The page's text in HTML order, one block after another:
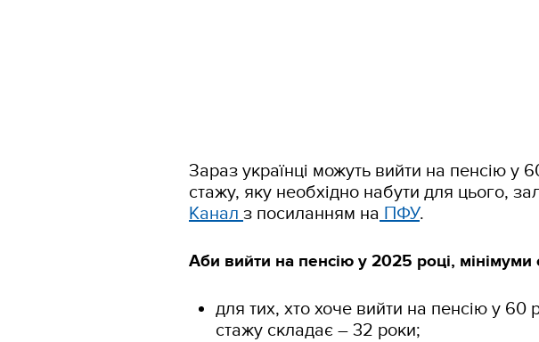
Зараз українці можуть вийти на пенсію у
стажу, яку необхідно набути для цього,
Канал з посиланням на ПФУ.
Аби вийти на пенсію у 2025 році, мінімуми
для тих, хто хоче вийти на пенсію у 60
стажу складає – 32 роки;